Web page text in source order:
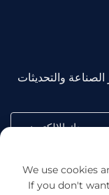
الصناعة والتحديثات
بريدك الإلكتروني
We use cookies
If you don't